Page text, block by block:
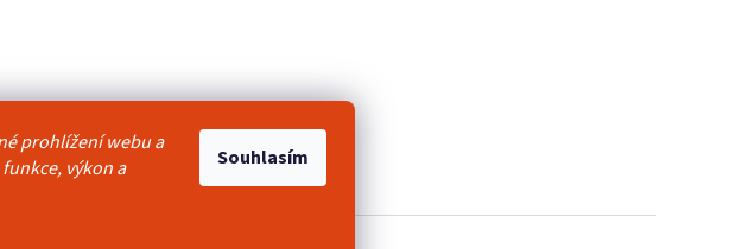
prohlížení webu a
výkon a
Souhlasím
údajů Kontakty Pravidla akce 2+1 zdarma